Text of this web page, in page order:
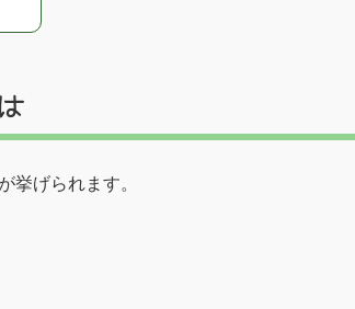
挙げられます。